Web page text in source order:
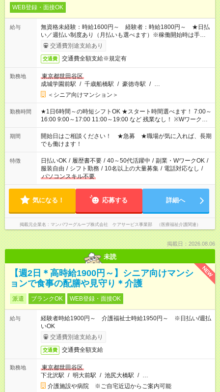
WEB登録・面接OK
給与
無資格未経験：時給1600円～ 経験者：時給1800円～ ★日払
い／週払い制度あり（月払いも選べます）※稼働開始時は手続き
完了次第のお支払いとなります。
交通費別途支給あり
交通費 交通費全額支給※規定有
勤務地
東京都世田谷区
成城学園前駅 / 千歳船橋駅 / 豪徳寺駅 / …
＜シニア向けマンション＞
勤務時間
★1日6時間～の時短シフトOK ★スタート時間選べます！ 7:00～
16:00 9:00～17:00 11:00～19:00 など 残業なし！ ※Wワークの
場合、他のお仕事と合わせ週40時間超の就業はご案内できませ
ん ※法令に基づき、週20時間以上勤務は社会保険への加入対象
となります ※労働者派遣法（日雇い派遣の原則禁止）により、
短時間・短期間の就業はご案内が難しい場合があります
期間
開始日はご相談ください！ ★急募 ★職場が気に入れば、長期
でも働けます！
特徴 日払いOK / 履歴書不要 / 40～50代活躍中 / 副業・WワークOK /
服装自由 / シフト勤務 / 10名以上の大量募集 / 電話対応なし /
パソコンスキル不要
気になる！ 応募する 詳細へ
掲載元企業名 マンパワーグループ株式会社 ケアサービス事業部 （医療福祉介護関連）
掲載日：2026.08.06
未読
NEW
【週2日＊高時給1900円～】シニア向けマンシ
ョンで食事の配膳や見守り＊介護
派遣 ブランクOK WEB登録・面接OK
給与
経験者時給1900円～ 介護福祉士時給1950円～ ※日払い/週払
いOK
交通費別途支給あり
交通費 交通費全額支給
勤務地
東京都世田谷区
下北沢駅 / 明大前駅 / 池尻大橋駅 / …
介護施設や病院 ※ご自宅近辺からご案内可能